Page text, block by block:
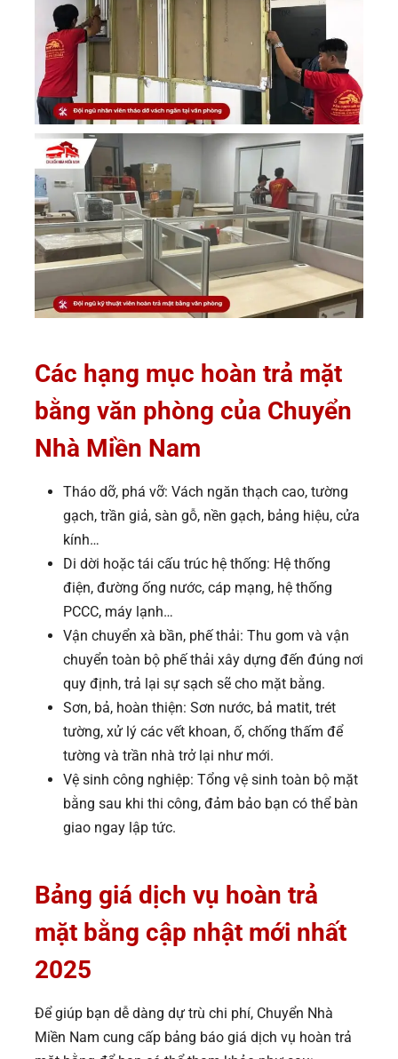
Các hạng mục hoàn trả mặt
bằng văn phòng của Chuyển
Nhà Miền Nam
Tháo dỡ, phá vỡ: Vách ngăn thạch cao, tường
gạch, trần giả, sàn gỗ, nền gạch, bảng hiệu, cửa
kính…
Di dời hoặc tái cấu trúc hệ thống: Hệ thống
điện, đường ống nước, cáp mạng, hệ thống
PCCC, máy lạnh…
Vận chuyển xà bần, phế thải: Thu gom và vận
chuyển toàn bộ phế thải xây dựng đến đúng nơi
quy định, trả lại sự sạch sẽ cho mặt bằng.
Sơn, bả, hoàn thiện: Sơn nước, bả matit, trét
tường, xử lý các vết khoan, ố, chống thấm để
tường và trần nhà trở lại như mới.
Vệ sinh công nghiệp: Tổng vệ sinh toàn bộ mặt
bằng sau khi thi công, đảm bảo bạn có thể bàn
giao ngay lập tức.
Bảng giá dịch vụ hoàn trả
mặt bằng cập nhật mới nhất
2025
Để giúp bạn dễ dàng dự trù chi phí, Chuyển Nhà
Miền Nam cung cấp bảng báo giá dịch vụ hoàn trả